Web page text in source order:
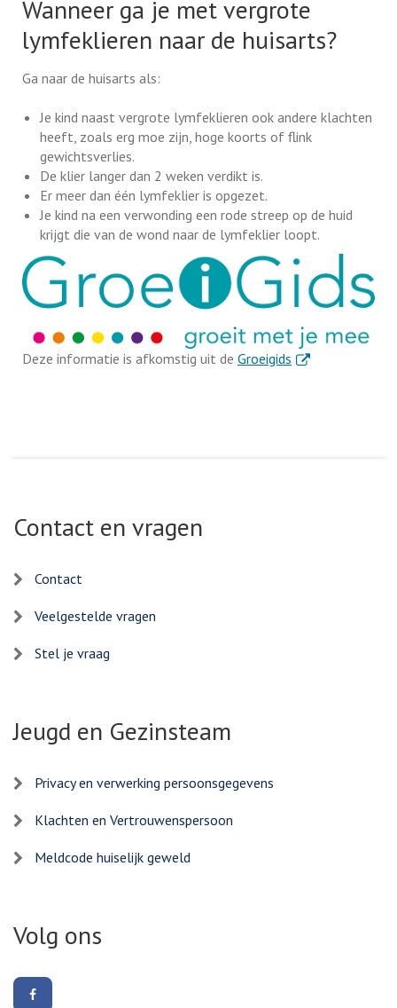
Wanneer ga je met vergrote
lymfeklieren naar de huisarts?
Ga naar de huisarts als:
Je kind naast vergrote lymfeklieren ook andere klachten
heeft, zoals erg moe zijn, hoge koorts of flink
gewichtsverlies.
De klier langer dan 2 weken verdikt is.
Er meer dan één lymfeklier is opgezet.
Je kind na een verwonding een rode streep op de huid
krijgt die van de wond naar de lymfeklier loopt.
Deze informatie is afkomstig uit de Groeigids . Externe link
Contact en vragen
Contact
Veelgestelde vragen
Stel je vraag
Jeugd en Gezinsteam
Privacy en verwerking persoonsgegevens
Klachten en Vertrouwenspersoon
Meldcode huiselijk geweld
Volg ons